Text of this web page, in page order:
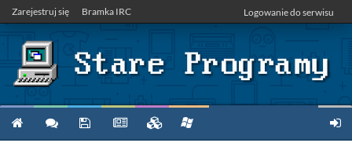
Zarejestruj się Bramka IRC Logowanie do serwisu